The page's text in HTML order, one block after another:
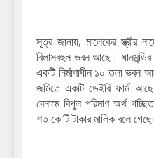
সূত্র জানায়, মালেকের স্ত্রীর
বিলাসবহুল ভবন আছে।
একটি নির্মাণাধীন ১০ তলা ভবন
জমিতে একটি ডেইরি ফার্ম
বেনামে বিপুল পরিমাণ অর্থ
শত কোটি টাকার মালিক বলে